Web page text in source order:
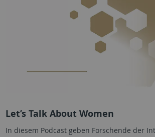
Let’s Talk About Women
In diesem Podcast geben Forschende der